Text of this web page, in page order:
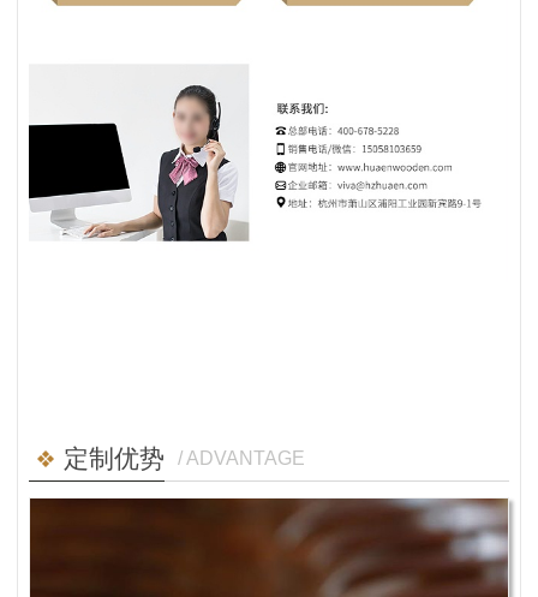
定制优势 / ADVANTAGE